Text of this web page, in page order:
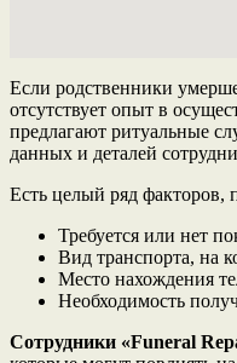
Если родственники
отсутствует опыт в
предлагают ритуальные
данных и деталей
Есть целый ряд
Требуется или нет
Вид транспорта, на
Место нахождения
Необходимость
Сотрудники «Funeral